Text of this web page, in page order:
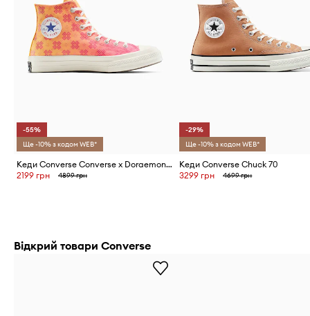
-55%
Ще -10% з кодом WEB*
Кеди Converse Converse x Doraemon Chuck 70
2199 грн
4899 грн
-29%
Ще -10% з кодом WEB*
Кеди Converse Chuck 70
3299 грн
4699 грн
Відкрий товари Converse